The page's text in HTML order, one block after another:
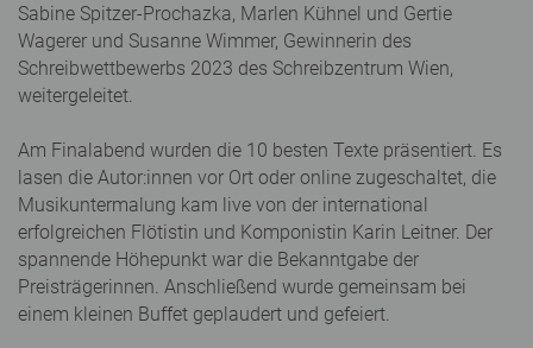
Sabine Spitzer-Prochazka, Marlen Kühnel und Gertie
Wagerer und Susanne Wimmer, Gewinnerin des
Schreibwettbewerbs 2023 des Schreibzentrum Wien,
weitergeleitet.
Am Finalabend wurden die 10 besten Texte präsentiert. Es
lasen die Autor:innen vor Ort oder online zugeschaltet, die
Musikuntermalung kam live von der international
erfolgreichen Flötistin und Komponistin Karin Leitner. Der
spannende Höhepunkt war die Bekanntgabe der
Preisträgerinnen. Anschließend wurde gemeinsam bei
einem kleinen Buffet geplaudert und gefeiert.